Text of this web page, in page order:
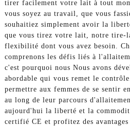
tirer facilement votre lait à tout
vous soyez au travail, que vous
souhaitiez simplement avoir la
que vous tirez votre lait, notre tire-
flexibilité dont vous avez besoin.
comprenons les défis liés à
c'est pourquoi nous Nous avons
abordable qui vous remet le
permettre aux femmes de se sentir
au long de leur parcours
aujourd'hui la liberté et la
certifié CE et profitez des avantages